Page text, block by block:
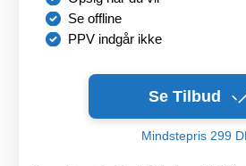
Se offline
PPV indgår ikke
Se Tilbud
Mindstepris 299